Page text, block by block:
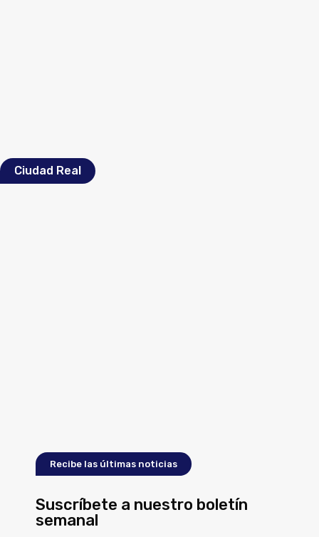
Ciudad Real
Recibe las últimas noticias
Suscríbete a nuestro boletín
semanal